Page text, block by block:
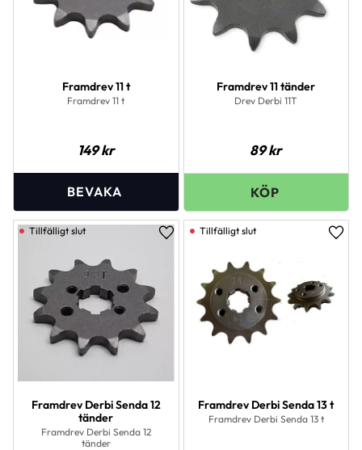
Framdrev 11 t
Framdrev 11 t
149kr
Framdrev 11 tänder
Drev Derbi 11T
89kr
Framdrev Derbi Senda 12
tänder
Framdrev Derbi Senda 12
tänder
Lägg till i favoriter
Framdrev Derbi Senda 13 t
Framdrev Derbi Senda 13 t